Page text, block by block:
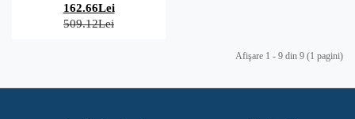
162.66Lei
509.12Lei
Afişare 1 - 9 din 9 (1 pagini)